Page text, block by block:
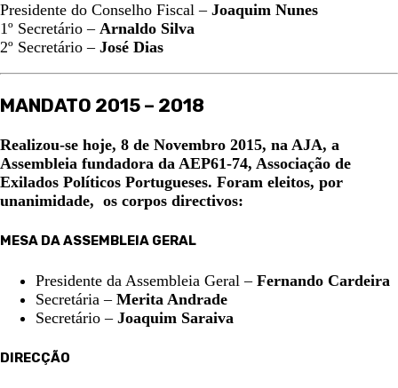
Presidente do Conselho Fiscal – Joaquim Nunes
1º Secretário – Arnaldo Silva
2º Secretário – José Dias
MANDATO 2015 – 2018
Realizou-se hoje, 8 de Novembro 2015, na AJA, a
Assembleia fundadora da AEP61-74, Associação de
Exilados Políticos Portugueses. Foram eleitos, por
unanimidade, os corpos directivos:
MESA DA ASSEMBLEIA GERAL
Presidente da Assembleia Geral – Fernando Cardeira
Secretária – Merita Andrade
Secretário – Joaquim Saraiva
DIRECÇÃO